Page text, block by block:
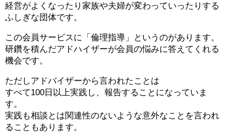
経営がよくなったり家族や夫婦が変わっていったりする
ふしぎな団体です。
この会員サービスに「倫理指導」というのがあります。
研鑽を積んだアドハイザーが会員の悩みに答えてくれる
機会です。
ただしアドバイザーから言われたことは
すべて100日以上実践し、報告することになっていま
す。
実践も相談とは関連性のないような意外なことを言われ
ることもあります。